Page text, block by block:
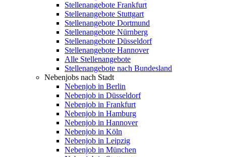
Stellenangebote Frankfurt
Stellenangebote Stuttgart
Stellenangebote Dortmund
Stellenangebote Nürnberg
Stellenangebote Düsseldorf
Stellenangebote Hannover
Alle Stellenangebote
Stellenangebote nach Bundesland
Nebenjobs nach Stadt
Nebenjob in Berlin
Nebenjob in Düsseldorf
Nebenjob in Frankfurt
Nebenjob in Hamburg
Nebenjob in Hannover
Nebenjob in Köln
Nebenjob in Leipzig
Nebenjob in München